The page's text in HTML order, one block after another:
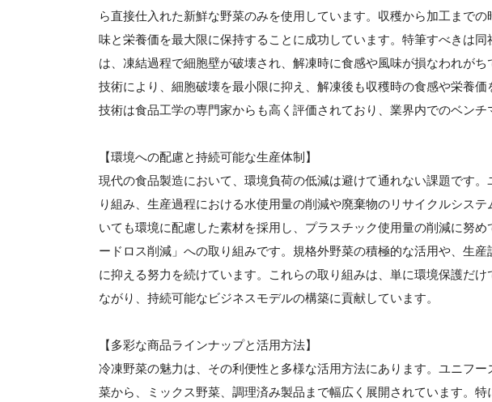
ら直接仕入れた新鮮な野菜のみを使用しています。収穫から加工まで
味と栄養価を最大限に保持することに成功しています。特筆すべきは
は、凍結過程で細胞壁が破壊され、解凍時に食感や風味が損なわれが
技術により、細胞破壊を最小限に抑え、解凍後も収穫時の食感や栄養
技術は食品工学の専門家からも高く評価されており、業界内でのベンチ
【環境への配慮と持続可能な生産体制】
現代の食品製造において、環境負荷の低減は避けて通れない課題です
り組み、生産過程における水使用量の削減や廃棄物のリサイクルシス
いても環境に配慮した素材を採用し、プラスチック使用量の削減に努
ードロス削減」への取り組みです。規格外野菜の積極的な活用や、生
に抑える努力を続けています。これらの取り組みは、単に環境保護だ
ながり、持続可能なビジネスモデルの構築に貢献しています。
【多彩な商品ラインナップと活用方法】
冷凍野菜の魅力は、その利便性と多様な活用方法にあります。ユニフ
菜から、ミックス野菜、調理済み製品まで幅広く展開されています。